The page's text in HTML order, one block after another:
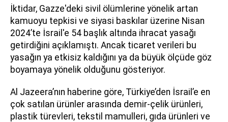
İktidar, Gazze'deki sivil ölümlerine yönelik artan
kamuoyu tepkisi ve siyasi baskılar üzerine Nisan
2024’te İsrail'e 54 başlık altında ihracat yasağı
getirdiğini açıklamıştı. Ancak ticaret verileri bu
yasağın ya etkisiz kaldığını ya da büyük ölçüde göz
boyamaya yönelik olduğunu gösteriyor.
Al Jazeera’nın haberine göre, Türkiye’den İsrail’e en
çok satılan ürünler arasında demir-çelik ürünleri,
plastik türevleri, tekstil mamulleri, gıda ürünleri ve